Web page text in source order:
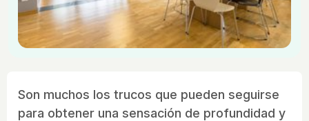
Son muchos los trucos que pueden seguirse
para obtener una sensación de profundidad y